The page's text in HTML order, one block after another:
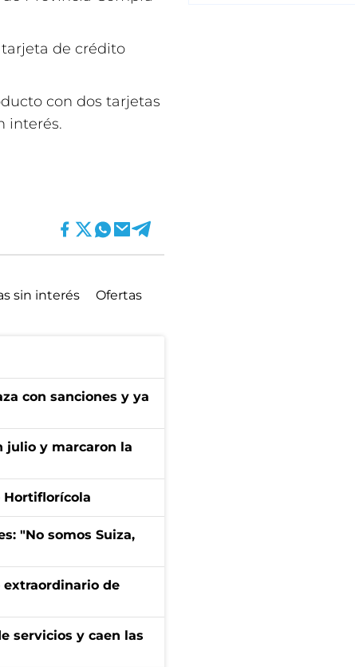
de crédito
con dos tarjetas
interés.
sin interés Ofertas
con sanciones y ya
julio y marcaron la
Hortiflorícola
"No somos Suiza,
extraordinario de
servicios y caen las